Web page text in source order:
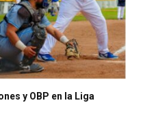
y OBP en la Liga